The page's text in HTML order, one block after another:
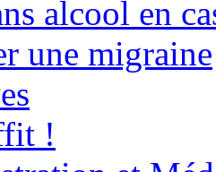
alcool en
une migraine
!